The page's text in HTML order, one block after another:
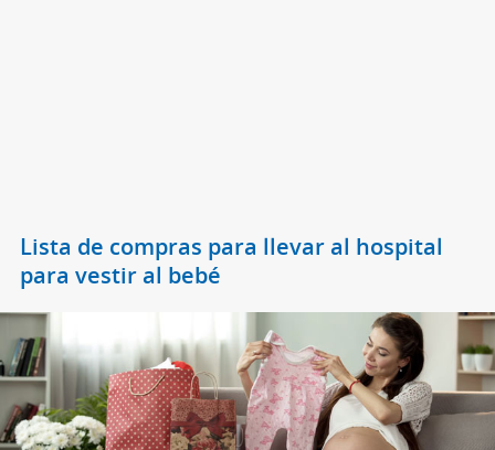
Lista de compras para llevar al hospital
para vestir al bebé